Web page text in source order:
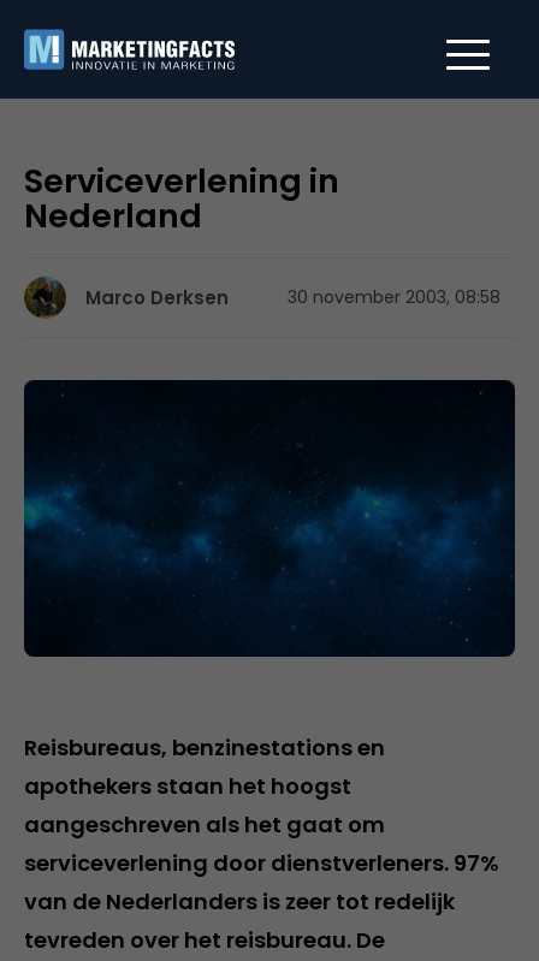
Serviceverlening in
Nederland
Marco Derksen 30 november 2003, 08:58
Reisbureaus, benzinestations en
apothekers staan het hoogst
aangeschreven als het gaat om
serviceverlening door dienstverleners. 97%
van de Nederlanders is zeer tot redelijk
tevreden over het reisbureau. De